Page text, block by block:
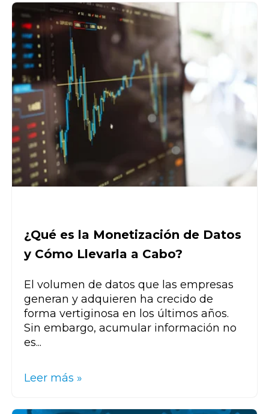
¿Qué es la Monetización de Datos
y Cómo Llevarla a Cabo?
El volumen de datos que las empresas
generan y adquieren ha crecido de
forma vertiginosa en los últimos años.
Sin embargo, acumular información no
es...
Leer más »